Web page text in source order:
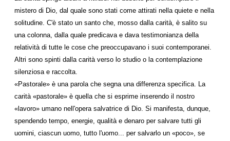
mistero di Dio, dal quale sono stati come attirati nella quiete e nella
solitudine. C'è stato un santo che, mosso dalla carità, è salito su
una colonna, dalla quale predicava e dava testimonianza della
relatività di tutte le cose che preoccupavano i suoi contemporanei.
Altri sono spinti dalla carità verso lo studio o la contemplazione
silenziosa e raccolta.
«Pastorale» è una parola che segna una differenza specifica. La
carità «pastorale» è quella che si esprime inserendo il nostro
«lavoro» umano nell'opera salvatrice di Dio. Si manifesta, dunque,
spendendo tempo, energie, qualità e denaro per salvare tutti gli
uomini, ciascun uomo, tutto l'uomo... per salvarlo un «poco», se